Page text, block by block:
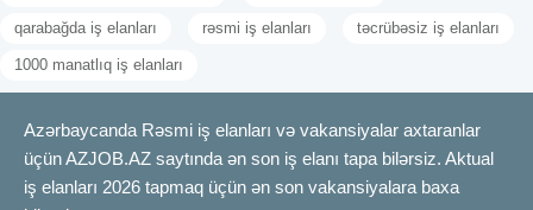
qarabağda iş elanları rəsmi iş elanları təcrübəsiz iş elanları
1000 manatlıq iş elanları
Azərbaycanda Rəsmi iş elanları və vakansiyalar axtaranlar
üçün AZJOB.AZ saytında ən son iş elanı tapa bilərsiz. Aktual
iş elanları 2026 tapmaq üçün ən son vakansiyalara baxa